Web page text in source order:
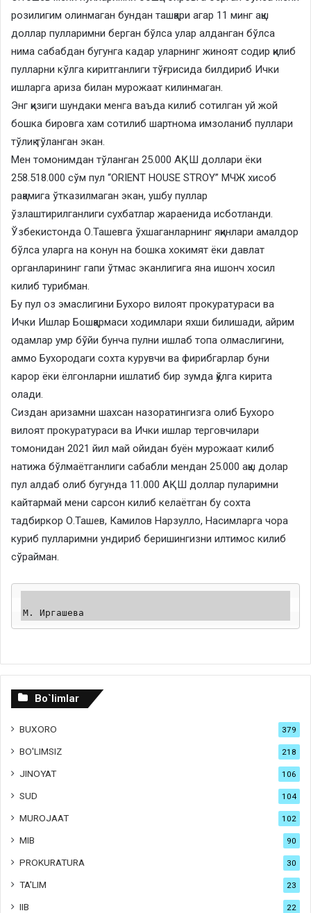
розилигим олинмаган бундан ташқари агар 11 минг ақш
доллар пулларимни берган бўлса улар алданган бўлса
нима сабабдан бугунга кадар уларнинг жиноят содир қилиб
пулларни кўлга киритганлиги тўғрисида билдириб Ички
ишларга ариза билан мурожаат килинмаган.
Энг қизиги шундаки менга ваъда килиб сотилган уй жой
бошка бировга хам сотилиб шартнома имзоланиб пуллари
тўлиқ тўланган экан.
Мен томонимдан тўланган 25.000 АҚШ доллари ёки
258.518.000 сўм пул “ORIENT HOUSE STROY” МЧЖ хисоб
рақамига ўтказилмаган экан, ушбу пуллар
ўзлаштирилганлиги сухбатлар жараенида исботланди.
Ўзбекистонда О.Ташевга ўхшаганларнинг яқинлари амалдор
бўлса уларга на конун на бошка хокимят ёки давлат
органларининг гапи ўтмас эканлигига яна ишонч хосил
килиб турибман.
Бу пул оз эмаслигини Бухоро вилоят прокуратураси ва
Ички Ишлар Бошқармаси ходимлари яхши билишади, айрим
одамлар умр бўйи бунча пулни ишлаб топа олмаслигини,
аммо Бухородаги сохта курувчи ва фирибгарлар буни
карор ёки ёлгонларни ишлатиб бир зумда қўлга кирита
олади.
Сиздан аризамни шахсан назоратингизга олиб Бухоро
вилоят прокуратураси ва Ички ишлар терговчилари
томонидан 2021 йил май ойидан буён мурожаат килиб
натижа бўлмаётганлиги сабабли мендан 25.000 ақш долар
пул алдаб олиб бугунда 11.000 АҚШ доллар пуларимни
кайтармай мени сарсон килиб келаётган бу сохта
тадбиркор О.Ташев, Камилов Нарзулло, Насимларга чора
куриб пулларимни ундириб беришингизни илтимос килиб
сўрайман.
М. Иргашева
Bo`limlar
BUXORO 379
BO'LIMSIZ 218
JINOYAT 106
SUD 104
MUROJAAT 102
MIB 90
PROKURATURA 30
TA'LIM 23
IIB 22